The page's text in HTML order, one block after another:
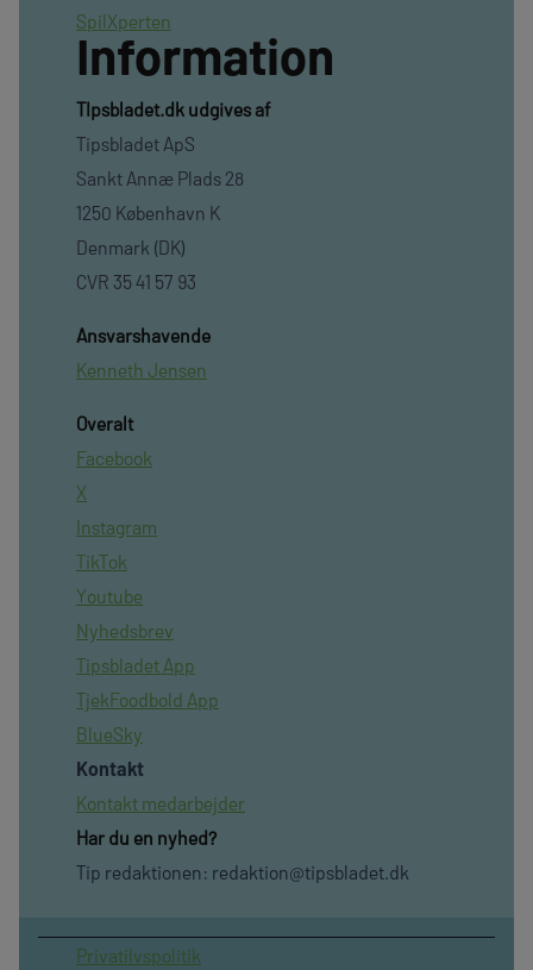
SpilXperten
Information
TIpsbladet.dk udgives af
Tipsbladet ApS
Sankt Annæ Plads 28
1250 København K
Denmark (DK)
CVR 35 41 57 93
Ansvarshavende
Kenneth Jensen
Overalt
Facebook
X
Instagram
TikTok
Youtube
Nyhedsbrev
Tipsbladet App
TjekFoodbold App
BlueSky
Kontakt
Kontakt medarbejder
Har du en nyhed?
Tip redaktionen: redaktion@tipsbladet.dk
Privatilvspolitik